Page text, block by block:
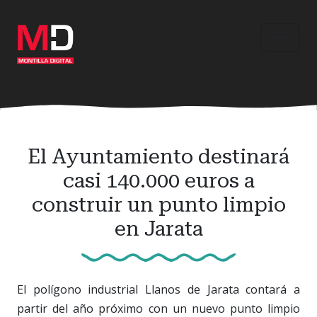
contenido
principal
El Ayuntamiento destinará
casi 140.000 euros a
construir un punto limpio
en Jarata
El polígono industrial Llanos de Jarata contará a
partir del año próximo con un nuevo punto limpio